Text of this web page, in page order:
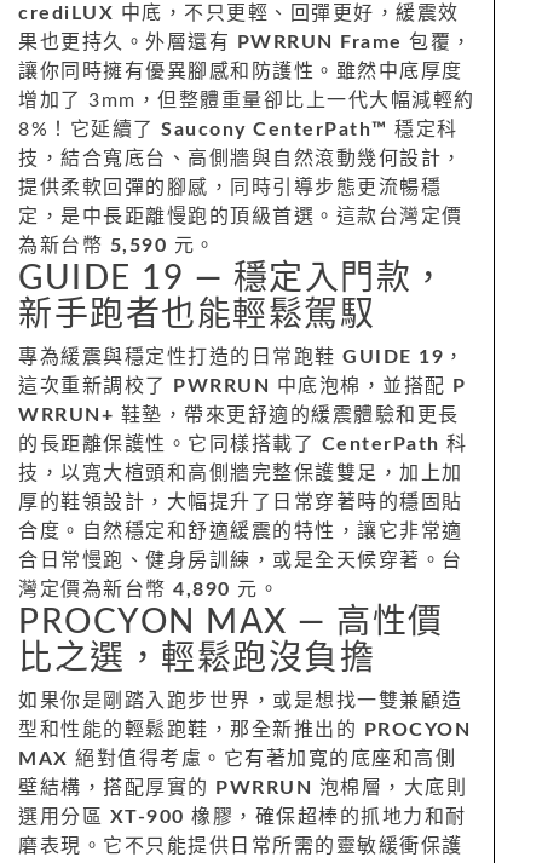
crediLUX 中底，不只更輕、回彈更好，緩震效
果也更持久。外層還有
PWRRUN Frame 包覆，
讓你同時擁有優異腳感和防護性。雖然中底厚度
增加了 3mm，但整體重量卻比上一代大幅減輕約
8%！它延續了 Saucony CenterPath™ 穩定科
技，結合寬底台、高側牆與自然滾動幾何設計，
提供柔軟回彈的腳感，同時引導步態更流暢穩
定，是中長距離慢跑的頂級首選。這款台灣定價
為新台幣 5,590 元。
GUIDE 19 — 穩定入門款，
新手跑者也能輕鬆駕馭
專為緩震與穩定性打造的日常跑鞋 GUIDE 19 ，
這次重新調校了
PWRRUN 中底泡棉，並搭配
P
WRRUN+ 鞋墊，帶來更舒適的緩震體驗和更長
的長距離保護性。它同樣搭載了 CenterPath 科
技，以寬大楦頭和高側牆完整保護雙足，加上加
厚的鞋領設計，大幅提升了日常穿著時的穩固貼
合度。自然穩定和舒適緩震的特性，讓它非常適
合日常慢跑、健身房訓練，或是全天候穿著。台
灣定價為新台幣 4,890 元。
PROCYON MAX — 高性價
比之選，輕鬆跑沒負擔
如果你是剛踏入跑步世界，或是想找一雙兼顧造
型和性能的輕鬆跑鞋，那全新推出的
PROCYON
MAX 絕對值得考慮。它有著加寬的底座和高側
壁結構，搭配厚實的
PWRRUN 泡棉層，大底則
選用分區 XT-900 橡膠，確保超棒的抓地力和耐
磨表現。它不只能提供日常所需的靈敏緩衝保護